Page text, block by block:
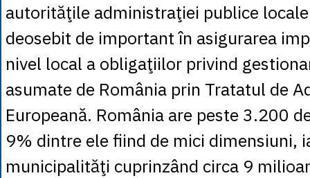
autorităţile administraţiei publice
deosebit de important în asigurarea
nivel local a obligaţiilor privind
asumate de România prin Tratatul de
Europeană. România are peste 3.200
9% dintre ele fiind de mici dimensiuni,
municipalităţi cuprinzând circa 9